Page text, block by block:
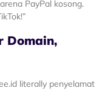
PayPal kosong.
Domain,
literally penyelamat